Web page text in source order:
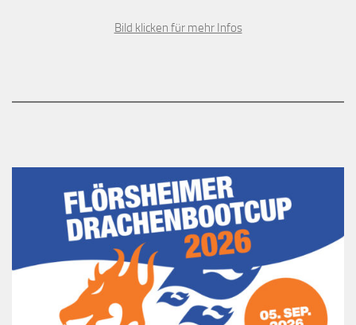
Bild klicken für mehr Infos